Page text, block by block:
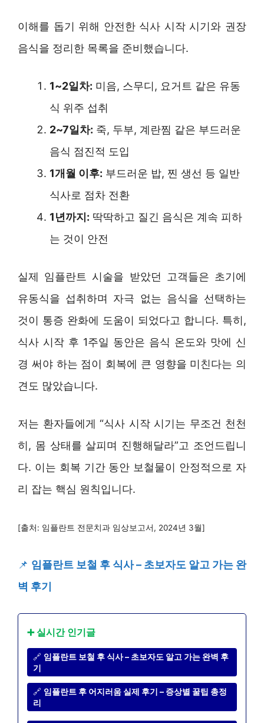
이해를 돕기 위해 안전한 식사 시작 시기와 권장
음식을 정리한 목록을 준비했습니다.
1~2일차: 미음, 스무디, 요거트 같은 유동
식 위주 섭취
2~7일차: 죽, 두부, 계란찜 같은 부드러운
음식 점진적 도입
1개월 이후: 부드러운 밥, 찐 생선 등 일반
식사로 점차 전환
1년까지: 딱딱하고 질긴 음식은 계속 피하
는 것이 안전
실제 임플란트 시술을 받았던 고객들은 초기에
유동식을 섭취하며 자극 없는 음식을 선택하는
것이 통증 완화에 도움이 되었다고 합니다. 특히,
식사 시작 후 1주일 동안은 음식 온도와 맛에 신
경 써야 하는 점이 회복에 큰 영향을 미친다는 의
견도 많았습니다.
저는 환자들에게 “식사 시작 시기는 무조건 천천
히, 몸 상태를 살피며 진행해달라”고 조언드립니
다. 이는 회복 기간 동안 보철물이 안정적으로 자
리 잡는 핵심 원칙입니다.
[출처: 임플란트 전문치과 임상보고서, 2024년 3월]
📌 임플란트 보철 후 식사 – 초보자도 알고 가는 완
벽 후기
➕ 실시간 인기글
🔗 임플란트 보철 후 식사 – 초보자도 알고 가는 완벽 후
기
🔗 임플란트 후 어지러움 실제 후기 – 증상별 꿀팁 총정
리